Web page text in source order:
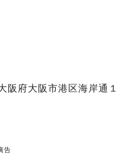
阪府大阪市港区海岸通１
告